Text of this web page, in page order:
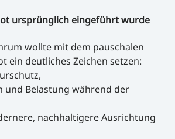
ursprünglich eingeführt wurde
wollte mit dem pauschalen
ein deutliches Zeichen setzen:
und Belastung während der
nachhaltigere Ausrichtung